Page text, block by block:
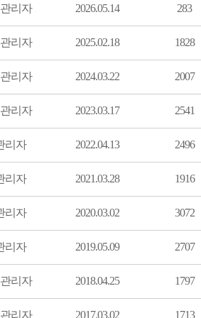
리자 2026.05.14 283
리자 2025.02.18 1828
리자 2024.03.22 2007
리자 2023.03.17 2541
리자 2022.04.13 2496
리자 2021.03.28 1916
리자 2020.03.02 3072
리자 2019.05.09 2707
리자 2018.04.25 1797
리자 2017.03.02 1713